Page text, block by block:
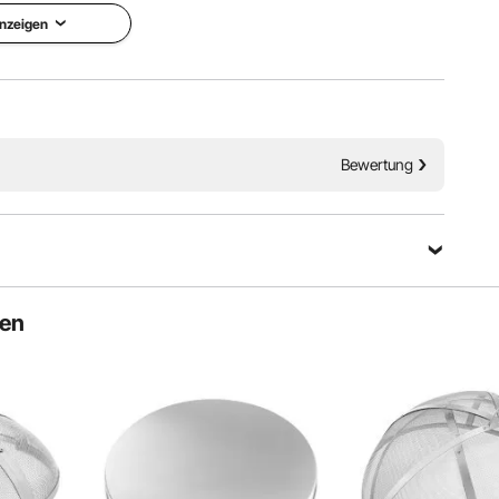
Ihre Gäste das ganze Jahr über Freude daran haben.
Bewertung